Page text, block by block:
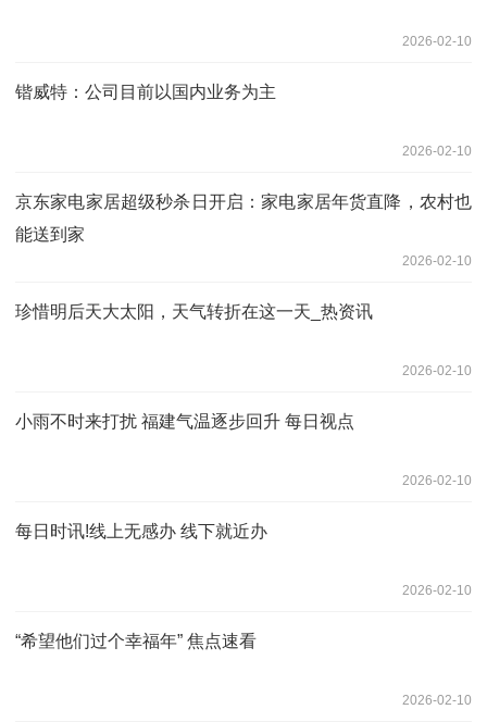
2026-02-10
锴威特：公司目前以国内业务为主
2026-02-10
京东家电家居超级秒杀日开启：家电家居年货直降，农村也
能送到家
2026-02-10
珍惜明后天大太阳，天气转折在这一天_热资讯
2026-02-10
小雨不时来打扰 福建气温逐步回升 每日视点
2026-02-10
每日时讯!线上无感办 线下就近办
2026-02-10
“希望他们过个幸福年” 焦点速看
2026-02-10